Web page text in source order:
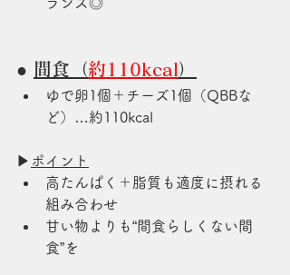
● 間食（約110kcal）
ゆで卵1個＋チーズ1個（QBBな
ど）…約110kcal
▶ ポイント
高たんぱく＋脂質も適度に摂れる
組み合わせ
甘い物よりも“間食らしくない間
食”を